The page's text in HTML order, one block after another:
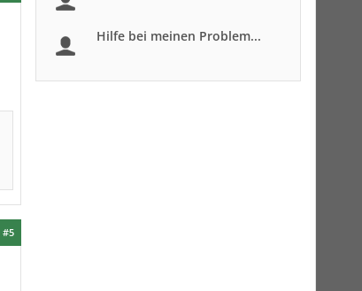
#5
Hilfe bei meinen Problem...